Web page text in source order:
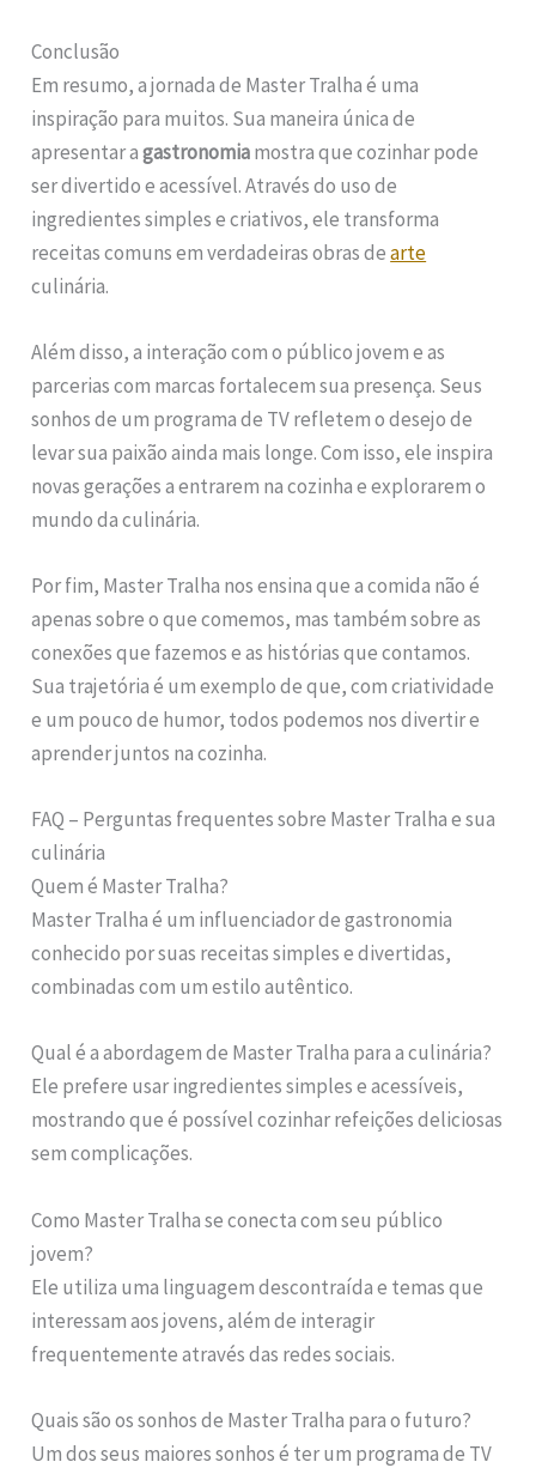
Conclusão
Em resumo, a jornada de Master Tralha é uma
inspiração para muitos. Sua maneira única de
apresentar agastronomiamostra que cozinhar pode
ser divertido e acessível. Através do uso de
ingredientes simples e criativos, ele transforma
receitas comuns em verdadeiras obras dearte
culinária.
Além disso, a interação com o público jovem e as
parcerias com marcas fortalecem sua presença. Seus
sonhos de um programa de TV refletem o desejo de
levar sua paixão ainda mais longe. Com isso, ele inspira
novas gerações a entrarem na cozinha e explorarem o
mundo da culinária.
Por fim, Master Tralha nos ensina que a comida não é
apenas sobre o que comemos, mas também sobre as
conexões que fazemos e as histórias que contamos.
Sua trajetória é um exemplo de que, com criatividade
e um pouco de humor, todos podemos nos divertir e
aprender juntos na cozinha.
FAQ – Perguntas frequentes sobre Master Tralha e sua
culinária
Quem é Master Tralha?
Master Tralha é um influenciador de gastronomia
conhecido por suas receitas simples e divertidas,
combinadas com um estilo autêntico.
Qual é a abordagem de Master Tralha para a culinária?
Ele prefere usar ingredientes simples e acessíveis,
mostrando que é possível cozinhar refeições deliciosas
sem complicações.
Como Master Tralha se conecta com seu público
jovem?
Ele utiliza uma linguagem descontraída e temas que
interessam aos jovens, além de interagir
frequentemente através das redes sociais.
Quais são os sonhos de Master Tralha para o futuro?
Um dos seus maiores sonhos é ter um programa de TV